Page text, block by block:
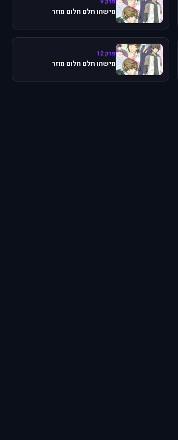
מישהו חלם חלום מוזר
פרק 12
מישהו חלם חלום מוזר